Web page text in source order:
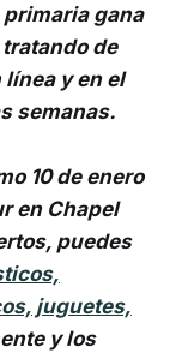
gana
de
y en el
semanas.
10 de enero
en Chapel
puedes
juguetes,
y los